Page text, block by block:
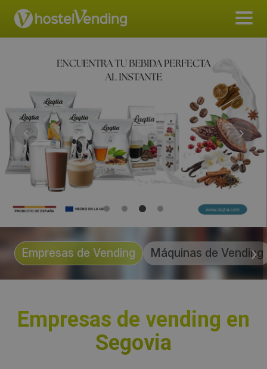
Empresas de Vending Máquinas de Vending
Empresas de vending en
Segovia